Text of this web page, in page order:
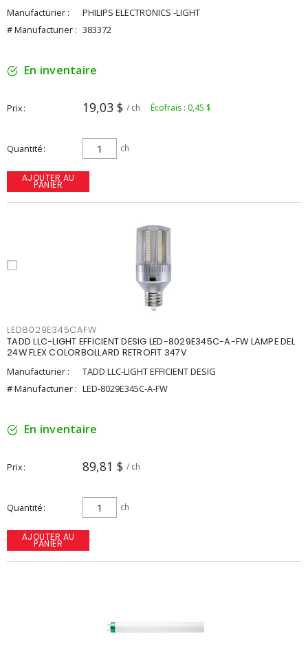
Manufacturier :
PHILIPS ELECTRONICS -LIGHT
# Manufacturier : 383372
En inventaire
Prix 19,03 $ / ch Écofrais : 0,45 $
Quantité ch
AJOUTER AU
PANIER
LED8029E345CAFW
TADD LLC-LIGHT EFFICIENT DESIG LED-8029E345C-A-FW LAMPE DEL
24W FLEX COLORBOLLARD RETROFIT 347V
Manufacturier :
TADD LLC-LIGHT EFFICIENT DESIG
# Manufacturier : LED-8029E345C-A-FW
En inventaire
Prix 89,81 $ / ch
Quantité ch
AJOUTER AU
PANIER